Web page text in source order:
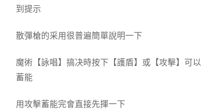
到提示
散彈槍的采用很普遍簡單說明一下
魔術【詠唱】搞决時按下【護盾】或【攻擊】可以
蓄能
用攻擊蓄能完會直接先揮一下